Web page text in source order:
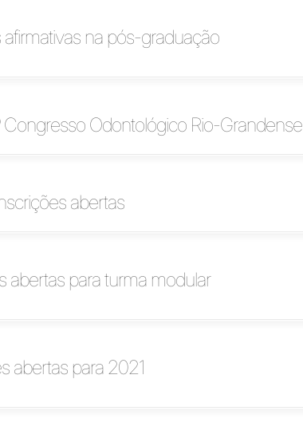
na pós-graduação
Odontológico Rio-Grandense
abertas
abertas para turma modular
abertas para 2021